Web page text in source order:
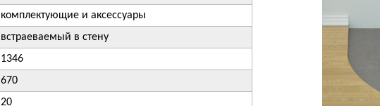
комплектующие и аксессуары
встраеваемый в стену
1346
670
20